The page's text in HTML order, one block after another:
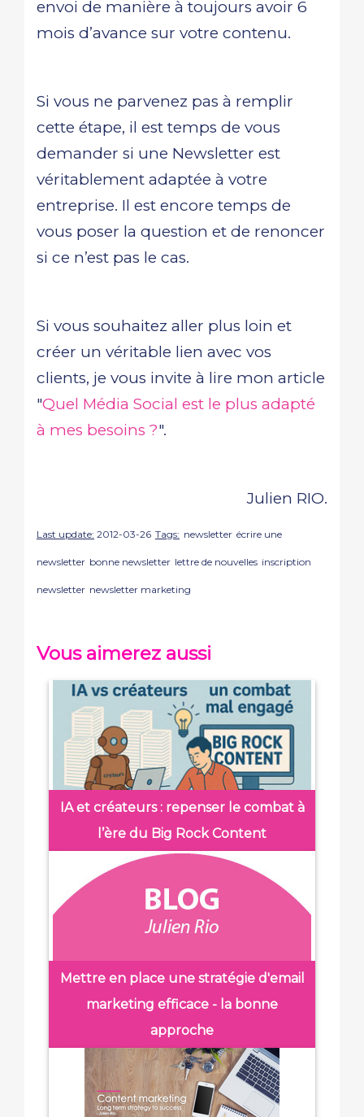
envoi de manière à toujours avoir 6
mois d’avance sur votre contenu.
Si vous ne parvenez pas à remplir
cette étape, il est temps de vous
demander si une Newsletter est
véritablement adaptée à votre
entreprise. Il est encore temps de
vous poser la question et de renoncer
si ce n’est pas le cas.
Si vous souhaitez aller plus loin et
créer un véritable lien avec vos
clients, je vous invite à lire mon article
"Quel Média Social est le plus adapté
à mes besoins ?".
Julien RIO.
Last update: 2012-03-26 Tags: newsletter écrire une
newsletter bonne newsletter lettre de nouvelles inscription
newsletter newsletter marketing
Vous aimerez aussi
IA et créateurs : repenser le combat à
l’ère du Big Rock Content
Mettre en place une stratégie d'email
marketing efficace - la bonne
approche